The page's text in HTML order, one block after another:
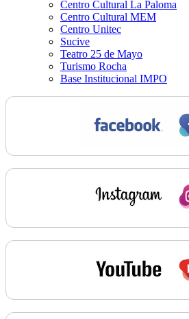
Centro Cultural La Paloma
Centro Cultural MEM
Centro Unitec
Sucive
Teatro 25 de Mayo
Turismo Rocha
Base Institucional IMPO